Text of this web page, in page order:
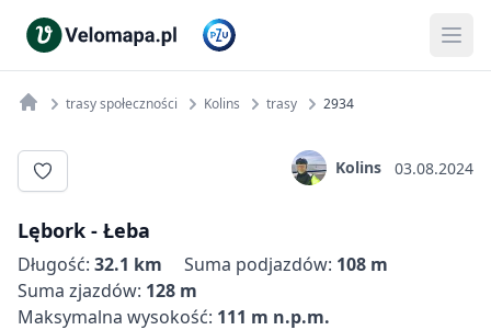
trasy społeczności Kolins trasy 2934
Kolins 03.08.2024
Lębork - Łeba
Długość: 32.1 km Suma podjazdów: 108 m
Suma zjazdów: 128 m
Maksymalna wysokość: 111 m n.p.m.